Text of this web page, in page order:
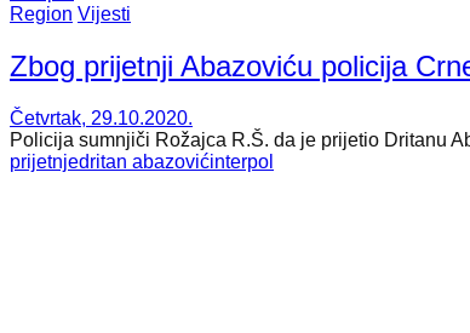
Region Vijesti
Zbog prijetnji Abazoviću policija
Četvrtak, 29.10.2020.
Policija sumnjiči Rožajca R.Š. da je prijetio Dritanu
prijetnjedritan abazovićinterpol